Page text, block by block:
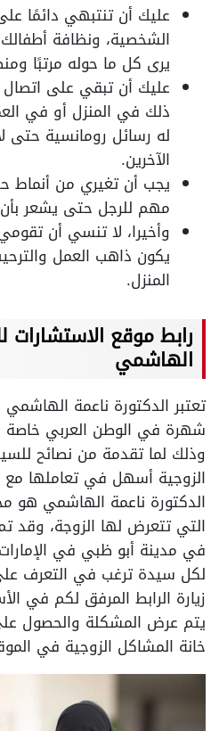
عليك أن تنتبهي دائمًا
الشخصية، ونظافة
يرى كل ما حوله مرتبًا
عليك أن تبقي على
ذلك في المنزل أو في
له رسائل رومانسية حتى
الآخرين.
يجب أن تغيري من أنماط
مهم للرجل حتى يشعر
وأخيرا، لا تنسي أن
يكون ذاهب العمل
المنزل.
رابط موقع الاستشارات
الهاشمي
تعتبر الدكتورة ناعمة
شهرة في الوطن العربي خاصة
وذلك لما تقدمة من نصائح
الزوجية أسهل في تعاملها
الدكتورة ناعمة الهاشمي
التي تتعرض لها الزوجة، وقد
في مدينة أبو ظبي في
لكل سيدة ترغب في التعرف
زيارة الرابط المرفق لكم في
يتم عرض المشكلة والحصول
خانة المشاكل الزوجية في